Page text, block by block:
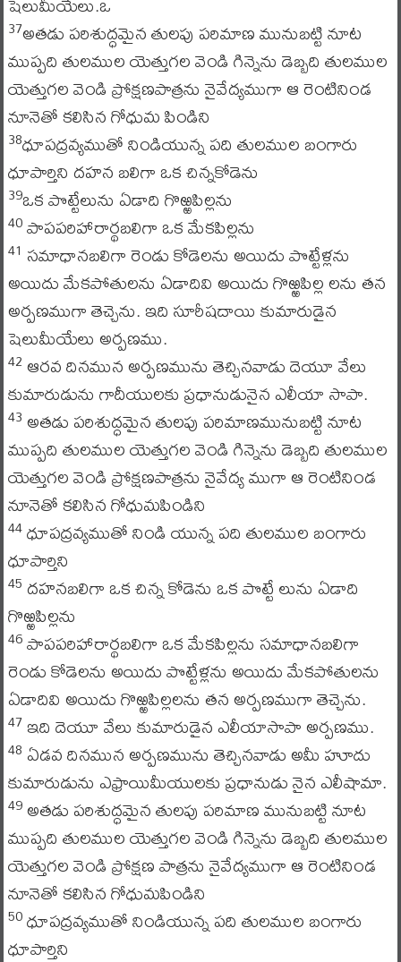
37అతడు పరిశుద్ధమైన తులపు పరిమాణ మునుబట్టి నూట
ముప్పది తులముల యెత్తుగల వెండి గిన్నెను డెబ్బది తులముల
యెత్తుగల వెండి ప్రోక్షణపాత్రను నైవేద్యముగా ఆ రెంటినిండ
నూనెతో కలిసిన గోధుమ పిండిని
38ధూపద్రవ్యముతో నిండియున్న పది తులముల బంగారు
ధూపార్తిని దహన బలిగా ఒక చిన్నకోడెను
39ఒక పొట్టేలును ఏడాది గొఱ్ఱపిల్లను
40పాపపరిహారార్థబలిగా ఒక మేకపిల్లను
41 సమాధానబలిగా రెండు కోడెలను అయిదు పొట్టేళ్లను
అయిదు మేకపోతులను ఏడాదివి అయిదు గొఱ్ఱపిల్ల లను తన
అర్పణముగా తెచ్చెను. ఇది సూరీషదాయి కుమారుడైన
షెలుమీయేలు అర్పణము.
42 ఆరవ దినమున అర్పణమును తెచ్చినవాడు దెయూ వేలు
కుమారుడును గాదీయులకు ప్రధానుడునైన ఎలీయా సాపా.
43 అతడు పరిశుద్ధమైన తులపు పరిమాణమునుబట్టి నూట
ముప్పది తులముల యెత్తుగల వెండి గిన్నెను డెబ్బది తులముల
యెత్తుగల వెండి ప్రోక్షణపాత్రను నైవేద్య ముగా ఆ రెంటినిండ
నూనెతో కలిసిన గోధుమపిండిని
44ధూపద్రవ్యముతో నిండి యున్న పది తులముల బంగారు
ధూపార్తిని
45 దహనబలిగా ఒక చిన్న కోడెను ఒక పొట్టే లును ఏడాది
గొఱ్ఱపిల్లను
46పాపపరిహారార్థబలిగా ఒక మేకపిల్లను సమాధానబలిగా
రెండు కోడెలను అయిదు పొట్టేళ్లను అయిదు మేకపోతులను
ఏడాదివి అయిదు గొఱ్ఱపిల్లలను తన అర్పణముగా తెచ్చెను.
47ఇది దెయూ వేలు కుమారుడైన ఎలీయాసాపా అర్పణము.
48 ఏడవ దినమున అర్పణమును తెచ్చినవాడు అమీ హూదు
కుమారుడును ఎఫ్రాయిమీయులకు ప్రధానుడు నైన ఎలీషామా.
49అతడు పరిశుద్ధమైన తులపు పరిమాణ మునుబట్టి నూట
ముప్పది తులముల యెత్తుగల వెండి గిన్నెను డెబ్బది తులముల
యెత్తుగల వెండి ప్రోక్షణ పాత్రను నైవేద్యముగా ఆ రెంటినిండ
నూనెతో కలిసిన గోధుమపిండిని
50ధూపద్రవ్యముతో నిండియున్న పది తులముల బంగారు
ధూపార్తిని